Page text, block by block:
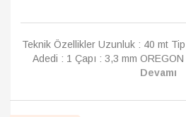
Teknik Özellikler Uzunluk : 40 mt
Adedi : 1 Çapı : 3,3 mm
Devamı